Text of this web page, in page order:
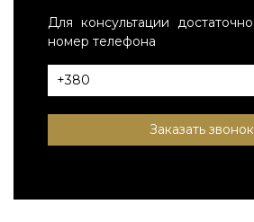
Для консультации
номер телефона
Заказать звонок